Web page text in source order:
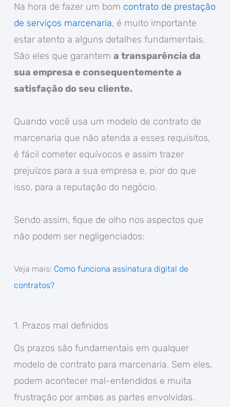
Na hora de fazer um bom contrato de prestação
de serviços marcenaria, é muito importante
estar atento a alguns detalhes fundamentais.
São eles que garantem a transparência da
sua empresa e consequentemente a
satisfação do seu cliente.
Quando você usa um modelo de contrato de
marcenaria que não atenda a esses requisitos,
é fácil cometer equívocos e assim trazer
prejuízos para a sua empresa e, pior do que
isso, para a reputação do negócio.
Sendo assim, fique de olho nos aspectos que
não podem ser negligenciados:
Veja mais: Como funciona assinatura digital de
contratos?
1. Prazos mal definidos
Os prazos são fundamentais em qualquer
modelo de contrato para marcenaria. Sem eles,
podem acontecer mal-entendidos e muita
frustração por ambas as partes envolvidas.